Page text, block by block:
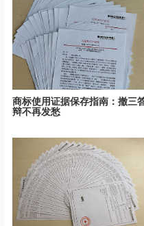
商标使用证据保存指南：撤三
辩不再发愁